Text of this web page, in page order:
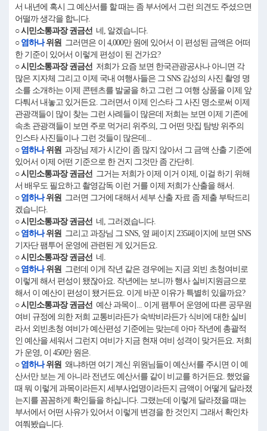
서 내년에 혹시 그 예산서를 할 때는 좀 부서에서 그런 의견도 주셨으면
어떨까 생각을 합니다.
○ 시민소통과장 권금선 네, 알겠습니다.
○ 염하나위원 그러면은 이 4,000만 원에 있어서 이 편성된 금액은 어떠
한 기준이 있어서 이렇게 편성이 된 건가요?
○ 시민소통과장 권금선 저희가 요즘 보면 한국관광공사나 아니면 각
많은 지자체 그리고 이제 국내 여행사들은 그 SNS 감성의 사진 촬영 명
소를 소개하는 이제 콘텐츠를 발굴을 하고 그런 그 여행 상품을 이제 앞
다퉈서 내놓고 있거든요. 그러면서 이제 인스타 그 사진 명소로써 이제
관광객들이 많이 찾는 그런 사례들이 많은데 저희는 보면 이제 기존에
속초 관광객들이 보면 주로 먹거리 위주의, 그 어떤 맛집 탐방 위주의
인스타 사진들이나 그런 것들이 많은데...
○ 염하나위원 과장님 제가 시간이 좀 많지 않아서 그 금액 산출 기준에
있어서 이제 어떤 기준으로 한 건지 그것만 좀 간단히.
○ 시민소통과장 권금선 그거는 저희가 이제 이거 이제, 이걸 하기 위해
서 배우도 필요하고 촬영감독 이런 거를 이제 저희가 산출을 해서.
○ 염하나위원 그러면 그거에 대해서 세부 산출 자료 좀 제출 부탁드리
겠습니다.
○ 시민소통과장 권금선 네, 그러겠습니다.
○ 염하나위원 그리고 과장님 그 SNS, 옆 페이지 235페이지에 보면 SNS
기자단 팸투어 운영에 관련된 게 있거든요.
○ 시민소통과장 권금선 네.
○ 염하나위원 그런데 이게 작년 같은 경우에는 지금 외빈 초청여비로
이렇게 해서 편성이 됐잖아요. 작년에는 보니까 행사 실비지원금으로
해서 이 예산이 편성이 됐거든요. 이게 바꾼 이유가 특별히 있을까요?
○ 시민소통과장 권금선 예산 과목이... 이게 팸투어 운영에 따른 공무원
여비 규정에 의한 저희 교통비라든가 숙박비라든가 식비에 대한 실비
라서 외빈초청 여비가 예산편성 기준에는 맞는데 아마 작년에 총괄적
인 예산을 세워서 그런지 여비가 지금 현재 여비 성격이 맞거든요. 저희
가 운영, 이 450만 원은.
○ 염하나위원 왜냐하면 여기 계신 위원님들이 예산서를 주시면 이 예
산서만 보는 게 아니라 전년도 예산서를 같이 비교를 하거든요. 했었을
때 뭐 이렇게 과목이라든지 세부사업명이라든지 금액이 어떻게 달라졌
는지를 꼼꼼하게 확인들을 하십니다. 그랬는데 이렇게 달라졌을 때는
부서에서 어떤 사유가 있어서 이렇게 변경을 한 것인지 그래서 확인차
여쭤봤습니다.